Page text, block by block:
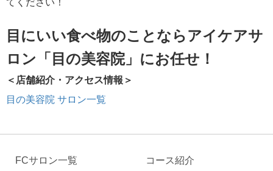
てください！
目にいい食べ物のことならアイケアサ
ロン「目の美容院」にお任せ！
＜店舗紹介・アクセス情報＞
目の美容院 サロン一覧
FCサロン一覧 コース紹介